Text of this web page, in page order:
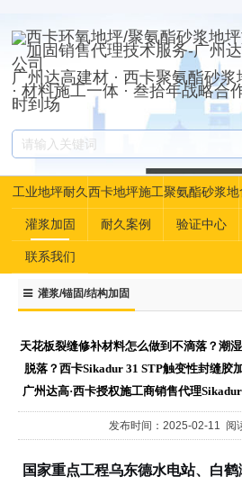
广州达高建材 · 西卡聚氨酯砂
· 材料施工一体 · 叁拾年战略合
时到场
工业地坪耐久
性资产管理
西卡地坪施工聚氨酯砂浆地
坪
灌浆加固 耐久案例 验证中心
联系我们
灌浆/锚固/结构加固
天花板裂缝修补材料怎么做到不滴落？潮
脱落？西卡Sikadur 31 STP触变性封缝胶
广州达高·西卡授权施工商销售代理
发布时间：2025-02-11 阅
国家重点工程乌东德水电站、白